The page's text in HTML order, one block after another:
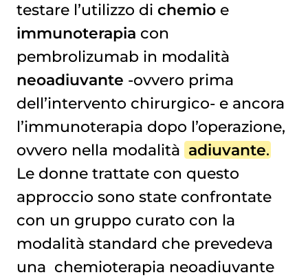
testare l’utilizzo di chemioe
immunoterapia con
pembrolizumab in modalità
neoadiuvante -ovvero prima
dell’intervento chirurgico- e ancora
l’immunoterapia dopo l’operazione,
ovvero nella modalità adiuvante.
Le donne trattate con questo
approccio sono state confrontate
con un gruppo curato con la
modalità standard che prevedeva
una chemioterapia neoadiuvante